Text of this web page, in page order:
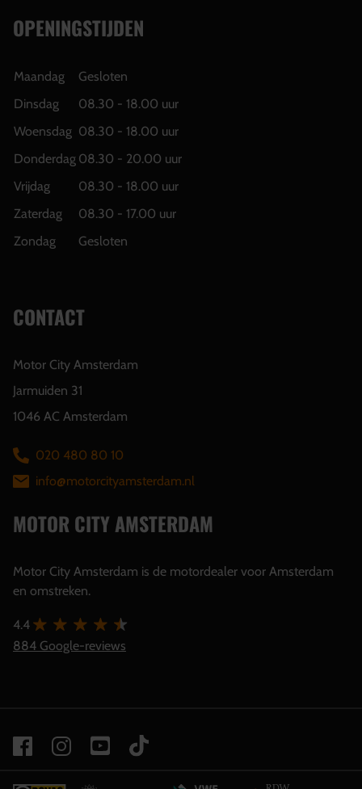
OPENINGSTIJDEN
Maandag
Gesloten
Dinsdag
08.30 - 18.00 uur
Woensdag 08.30 - 18.00 uur
Donderdag 08.30 - 20.00 uur
Vrijdag
08.30 - 18.00 uur
Zaterdag
08.30 - 17.00 uur
Zondag
Gesloten
CONTACT
Motor City Amsterdam
Jarmuiden 31
1046 AC Amsterdam
020 480 80 10
info@motorcityamsterdam.nl
MOTOR CITY AMSTERDAM
Motor City Amsterdam is de motordealer voor Amsterdam
en omstreken.
4.4
884 Google-reviews